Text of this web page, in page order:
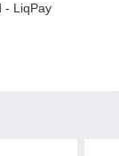
- LiqPay